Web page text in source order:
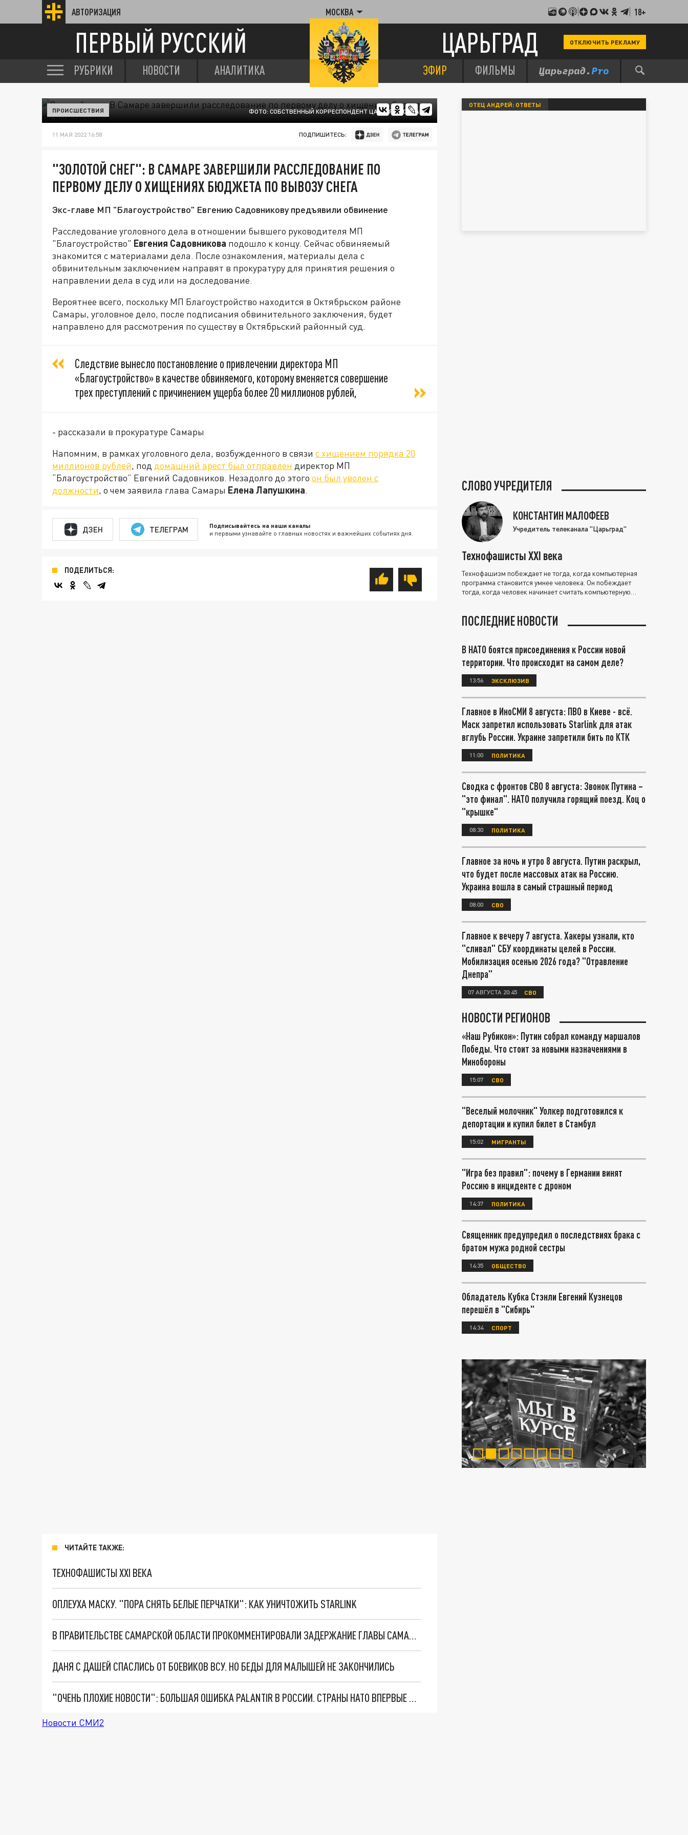
АВТОРИЗАЦИЯ МОСКВА 18+
ПЕРВЫЙ РУССКИЙ ЦАРЬГРАД ОТКЛЮЧИТЬ РЕКЛАМУ
РУБРИКИ НОВОСТИ АНАЛИТИКА ЭФИР ФИЛЬМЫ
ФОТО: СОБСТВЕННЫЙ КОРРЕСПОНДЕНТ ЦАРЬГРАД САМАРА
ПРОИСШЕСТВИЯ
11 МАЯ 2022 16:58 ПОДПИШИТЕСЬ:
"ЗОЛОТОЙ СНЕГ": В САМАРЕ ЗАВЕРШИЛИ РАССЛЕДОВАНИЕ ПО
ПЕРВОМУ ДЕЛУ О ХИЩЕНИЯХ БЮДЖЕТА ПО ВЫВОЗУ СНЕГА
Экс-главе МП "Благоустройство" Евгению Садовникову предъявили обвинение
Расследование уголовного дела в отношении бывшего руководителя МП
"Благоустройство" Евгения Садовникова подошло к концу. Сейчас обвиняемый
знакомится с материалами дела. После ознакомления, материалы дела с
обвинительным заключением направят в прокуратуру для принятия решения о
направлении дела в суд или на доследование.
Вероятнее всего, поскольку МП Благоустройство находится в Октябрьском районе
Самары, уголовное дело, после подписания обвинительного заключения, будет
направлено для рассмотрения по существу в Октябрьский районный суд.
Следствие вынесло постановление о привлечении директора МП
«Благоустройство» в качестве обвиняемого, которому вменяется совершение
трех преступлений с причинением ущерба более 20 миллионов рублей,
- рассказали в прокуратуре Самары
Напомним, в рамках уголовного дела, возбужденного в связи с хищением порядка 20
миллионов рублей, под домашний арест был отправлен директор МП
“Благоустройство” Евгений Садовников. Незадолго до этого он был уволен с
должности, о чем заявила глава Самары Елена Лапушкина.
ДЗЕН ТЕЛЕГРАМ Подписывайтесь на наши каналы
и первыми узнавайте о главных новостях и важнейших событиях дня.
ПОДЕЛИТЬСЯ:
ЧИТАЙТЕ ТАКЖЕ:
ТЕХНОФАШИСТЫ XXI ВЕКА
ОПЛЕУХА МАСКУ. "ПОРА СНЯТЬ БЕЛЫЕ ПЕРЧАТКИ": КАК УНИЧТОЖИТЬ STARLINK
В ПРАВИТЕЛЬСТВЕ САМАРСКОЙ ОБЛАСТИ ПРОКОММЕНТИРОВАЛИ ЗАДЕРЖАНИЕ ГЛАВЫ САМАРСКОГО ГОССТРОЙНАДЗОРА
ДАНЯ С ДАШЕЙ СПАСЛИСЬ ОТ БОЕВИКОВ ВСУ. НО БЕДЫ ДЛЯ МАЛЫШЕЙ НЕ ЗАКОНЧИЛИСЬ
"ОЧЕНЬ ПЛОХИЕ НОВОСТИ": БОЛЬШАЯ ОШИБКА PALANTIR В РОССИИ. СТРАНЫ НАТО ВПЕРВЫЕ ЗА СВО ОСТАНОВИЛИ ПОСТАВКИ ОРУЖИЯ. ВСУ ТЕРЯЮТ ПРИГРАНИЧЬЕ?
Новости СМИ2
ОТЕЦ АНДРЕЙ: ОТВЕТЫ
СЛОВО УЧРЕДИТЕЛЯ
КОНСТАНТИН МАЛОФЕЕВ
Учредитель телеканала "Царьград"
Технофашисты XXI века
Технофашизм побеждает не тогда, когда компьютерная
программа становится умнее человека. Он побеждает
тогда, когда человек начинает считать компьютерную
ПОСЛЕДНИЕ НОВОСТИ
В НАТО боятся присоединения к России новой
территории. Что происходит на самом деле?
13:56 ЭКСКЛЮЗИВ
Главное в ИноСМИ 8 августа: ПВО в Киеве - всё.
Маск запретил использовать Starlink для атак
вглубь России. Украине запретили бить по КТК
11:00 ПОЛИТИКА
Сводка с фронтов СВО 8 августа: Звонок Путина –
"это финал". НАТО получила горящий поезд. Коц о
"крышке"
08:30 ПОЛИТИКА
Главное за ночь и утро 8 августа. Путин раскрыл,
что будет после массовых атак на Россию.
Украина вошла в самый страшный период
08:00 СВО
Главное к вечеру 7 августа. Хакеры узнали, кто
"сливал" СБУ координаты целей в России.
Мобилизация осенью 2026 года? "Отравление
Днепра"
07 АВГУСТА 20:45 СВО
НОВОСТИ РЕГИОНОВ
«Наш Рубикон»: Путин собрал команду маршалов
Победы. Что стоит за новыми назначениями в
Минобороны
15:07 СВО
"Веселый молочник" Уолкер подготовился к
депортации и купил билет в Стамбул
15:02 МИГРАНТЫ
"Игра без правил": почему в Германии винят
Россию в инциденте с дроном
14:37 ПОЛИТИКА
Священник предупредил о последствиях брака с
братом мужа родной сестры
14:35 ОБЩЕСТВО
Обладатель Кубка Стэнли Евгений Кузнецов
перешёл в "Сибирь"
14:34 СПОРТ